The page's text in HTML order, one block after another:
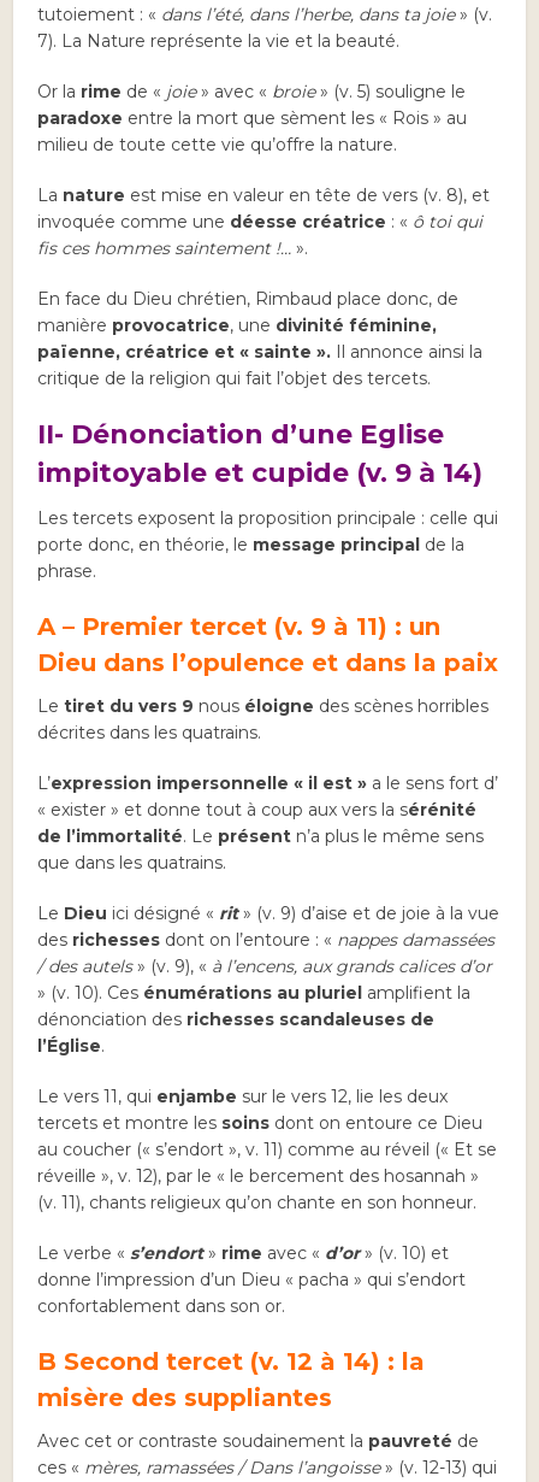
tutoiement : « dans l’été, dans l’herbe, dans ta joie» (v.
7). La Nature représente la vie et la beauté.
Or la rime de « joie» avec « broie» (v. 5) souligne le
paradoxe entre la mort que sèment les « Rois » au
milieu de toute cette vie qu’offre la nature.
La nature est mise en valeur en tête de vers (v. 8), et
invoquée comme une déesse créatrice : « ô toi qui
fis ces hommes saintement !…».
En face du Dieu chrétien, Rimbaud place donc, de
manière provocatrice, une divinité féminine,
païenne, créatrice et « sainte ». Il annonce ainsi la
critique de la religion qui fait l’objet des tercets.
II- Dénonciation d’une Eglise
impitoyable et cupide (v. 9 à 14)
Les tercets exposent la proposition principale : celle qui
porte donc, en théorie, le message principal de la
phrase.
A – Premier tercet (v. 9 à 11) : un
Dieu dans l’opulence et dans la paix
Letiret du vers 9 nous éloigne des scènes horribles
décrites dans les quatrains.
L’expression impersonnelle « il est » a le sens fort d’
« exister » et donne tout à coup aux vers la sérénité
de l’immortalité. Le présent n’a plus le même sens
que dans les quatrains.
Le Dieu ici désigné « rit» (v. 9) d’aise et de joie à la vue
des richesses dont on l’entoure : « nappes damassées
/ des autels» (v. 9), « à l’encens, aux grands calices d’or
» (v. 10). Ces énumérations au pluriel amplifient la
dénonciation des richesses scandaleuses de
l’Église.
Le vers 11, qui enjambe sur le vers 12, lie les deux
tercets et montre les soins dont on entoure ce Dieu
au coucher (« s’endort », v. 11) comme au réveil (« Et se
réveille », v. 12), par le « le bercement des hosannah »
(v. 11), chants religieux qu’on chante en son honneur.
Le verbe «s’endort» rime avec « d’or» (v. 10) et
donne l’impression d’un Dieu « pacha » qui s’endort
confortablement dans son or.
B Second tercet (v. 12 à 14) : la
misère des suppliantes
Avec cet or contraste soudainement la pauvreté de
ces « mères, ramassées / Dans l’angoisse» (v. 12-13) qui